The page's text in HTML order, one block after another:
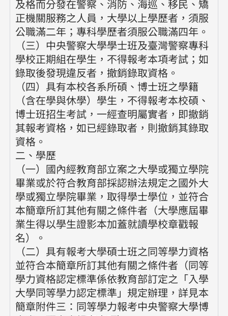
及格而分發在警察、消防、海巡、移民、矯
正機關服務之人員，大學以上學歷者，須服
公職滿二年；專科學歷者須服公職滿四年。
（三）中央警察大學學士班及臺灣警察專科
學校正期組在學生，不得報考本項考試；如
錄取後發現違反者，撤銷錄取資格。
（四）具有本校各系所碩、博士班之學籍
（含在學與休學）學生，不得報考本校碩、
博士班招生考試，一經查明屬實者，即撤銷
其報考資格，如已經錄取者，則撤銷其錄取
資格。
二、學歷
（一）國內經教育部立案之大學或獨立學院
畢業或於符合教育部採認辦法規定之國外大
學或獨立學院畢業，取得學士學位，並符合
本簡章所訂其他有關之條件者（大學應屆畢
業生得以學生證影本加蓋就讀學校章戳報
名）。
（二）具有報考大學碩士班之同等學力資格
並符合本簡章所訂其他有關之條件者（同等
學力資格認定標準係依教育部訂定之「入學
大學同等學力認定標準」規定辦理，詳見本
簡章附件三：同等學力報考中央警察大學博